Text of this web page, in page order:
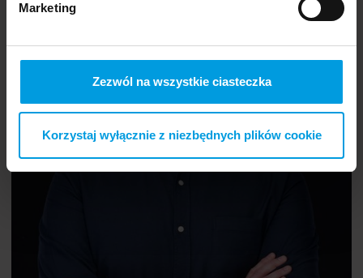
Marketing
Zezwól na wszystkie ciasteczka
Korzystaj wyłącznie z niezbędnych plików cookie
Joanna Różycka-Tran